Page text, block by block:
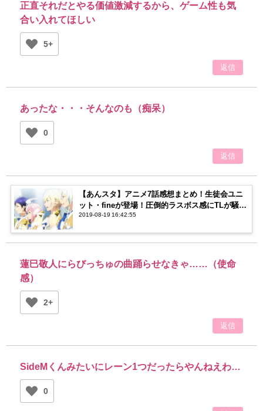
正直それだとやる価値激減するから、ゲーム性も気
合い入れてほしい
5+
返信
あったな・・・そんなのも（痴呆）
0
返信
【あんスタ】アニメ7話感想まとめ！生徒会ユニ
ット・fineが登場！圧倒的ラスボス感にTLが騒
然…！
2019-08-19 16:42:55
蓮巳敬人にらびっちゅの曲踊らせなきゃ……（使命
感）
2+
返信
SideMくんみたいにレーン1つだったらやんねえわ…
0